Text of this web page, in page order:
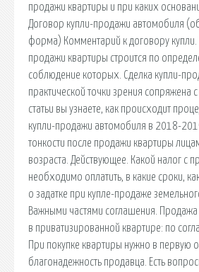
продажи квартиры и при каких
Договор купли-продажи автомобиля
форма) Комментарий к договору купли.
продажи квартиры строится по
соблюдение которых. Сделка купли-
практической точки зрения сопряжена
статьи вы узнаете, как происходит
купли-продажи автомобиля в 2018-
тонкости после продажи квартиры
возраста. Действующее. Какой налог с
необходимо оплатить, в какие сроки,
о задатке при купле-продаже
Важными частями соглашения. Продажа
в приватизированной квартире: по
При покупке квартиры нужно в первую
благонадежность продавца. Есть